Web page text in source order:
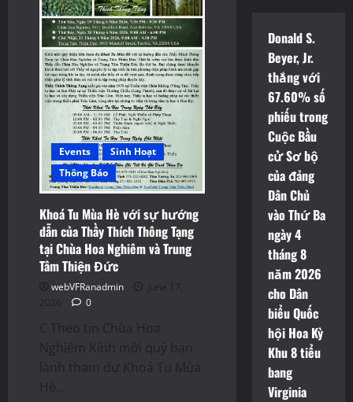
Events
Sinh Hoạt
Thông Báo
Khoá Tu Mùa Hè với sự hướng
dẫn của Thầy Thích Thông Tạng
tại Chùa Hoa Nghiêm và Trung
Tâm Thiện Đức
webVFRanadmin
June 17,
2026
0
C Theo tin Chùa Hoa
Nghiêm Kính mời quý bạn
lành tham dự Khoá Tu Mùa
Hè...
Donald S.
Beyer, Jr.
thắng với
67.60% số
phiếu trong
Cuộc Bầu
cử Sơ bộ
của đảng
Dân Chủ
vào Thứ Ba
ngày 4
tháng 8
năm 2026
cho Dân
biểu Quốc
hội Hoa Kỳ
Khu 8 tiểu
bang
Virginia